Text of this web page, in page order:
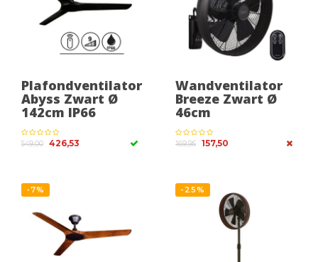
Plafondventilator
Abyss Zwart Ø
142cm IP66
549,00 426,53
Wandventilator
Breeze Zwart Ø
46cm
169,95 157,50
-7% -25%